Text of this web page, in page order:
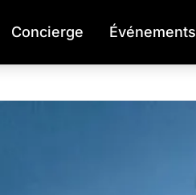
Concierge Événements